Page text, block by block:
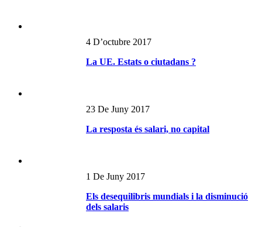
4 D’octubre 2017
La UE. Estats o ciutadans ?
23 De Juny 2017
La resposta és salari, no capital
1 De Juny 2017
Els desequilibris mundials i la disminució
dels salaris